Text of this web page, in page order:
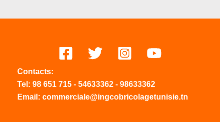
Contacts:
Tel: 98 651 715 - 54633362 - 98633362
Email: commerciale@ingcobricolagetunisie.tn